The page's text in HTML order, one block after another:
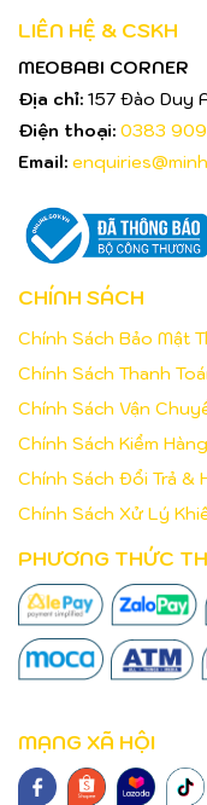
LIÊN HỆ & CSKH
MEOBABI CORNER
Địa chỉ: 157 Đào Duy
Điện thoại: 0383
Email:
CHÍNH SÁCH
Chính Sách Bảo Mật
Chính Sách Thanh
Chính Sách Vận
Chính Sách Kiểm Hàng
Chính Sách Đổi Trả &
Chính Sách Xử Lý
PHƯƠNG THỨC
MẠNG XÃ HỘI